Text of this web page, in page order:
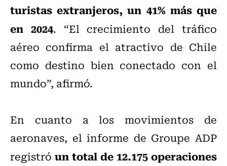
turistas extranjeros, un 41% más que
en 2024. “El crecimiento del tráfico
aéreo confirma el atractivo de Chile
como destino bien conectado con el
mundo”, afirmó.
En cuanto a los movimientos de
aeronaves, el informe de Groupe ADP
registró un total de 12.175 operaciones